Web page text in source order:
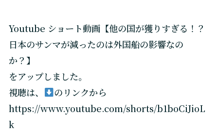
Youtube ショート動画【他の国が獲りすぎる！？
日本のサンマが減ったのは外国船の影響なの
か？】
をアップしました。
視聴は、
のリンクから
https://www.youtube.com/shorts/b1boCiJioL
k